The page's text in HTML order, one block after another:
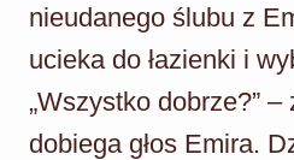
nieudanego ślubu z
ucieka do łazienki i
„Wszystko dobrze?” –
dobiega głos Emira.